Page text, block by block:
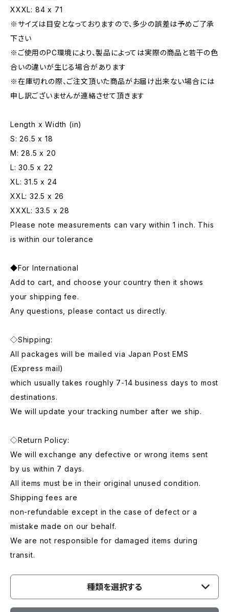
XXXL: 84 x 71
※サイズは目安となっておりますので、多少の誤差は予めご了承
下さい
※ご使用のPC環境により、製品によっては実際の商品と若干の色
合いの違いが生じる場合があります
※在庫切れの際、ご注文頂いた商品がお届け出来ない場合には
申し訳ございませんが連絡させて頂きます
Length x Width (in)
S: 26.5 x 18
M: 28.5 x 20
L: 30.5 x 22
XL: 31.5 x 24
XXL: 32.5 x 26
XXXL: 33.5 x 28
Please note measurements can vary within 1 inch. This
is within our tolerance
◆For International
Add to cart, and choose your country then it shows
your shipping fee.
Any questions, please contact us directly.
◇Shipping:
All packages will be mailed via Japan Post EMS
(Express mail)
which usually takes roughly 7-14 business days to most
destinations.
We will update your tracking number after we ship.
◇Return Policy:
We will exchange any defective or wrong items sent
by us within 7 days.
All items must be in their original unused condition.
Shipping fees are
non-refundable except in the case of defect or a
mistake made on our behalf.
We are not responsible for damaged items during
transit.
種類を選択する